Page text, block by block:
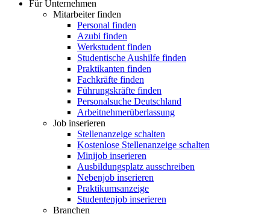
Für Unternehmen
Mitarbeiter finden
Personal finden
Azubi finden
Werkstudent finden
Studentische Aushilfe finden
Praktikanten finden
Fachkräfte finden
Führungskräfte finden
Personalsuche Deutschland
Arbeitnehmerüberlassung
Job inserieren
Stellenanzeige schalten
Kostenlose Stellenanzeige schalten
Minijob inserieren
Ausbildungsplatz ausschreiben
Nebenjob inserieren
Praktikumsanzeige
Studentenjob inserieren
Branchen